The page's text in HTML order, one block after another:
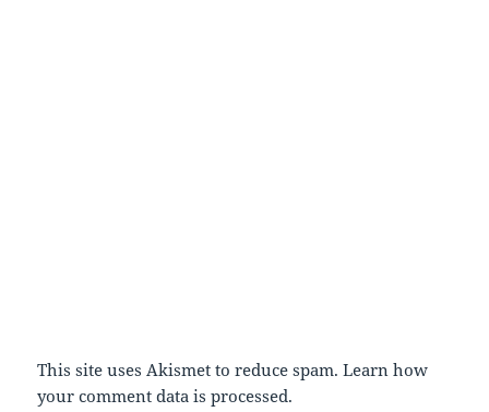
This site uses Akismet to reduce spam.Learn how
your comment data is processed.